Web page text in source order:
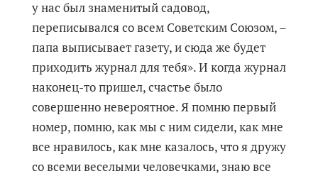
у нас был знаменитый садовод,
переписывался со всем Советским Союзом, –
папа выписывает газету, и сюда же будет
приходить журнал для тебя». И когда журнал
наконец-то пришел, счастье было
совершенно невероятное. Я помню первый
номер, помню, как мы с ним сидели, как мне
все нравилось, как мне казалось, что я дружу
со всеми веселыми человечками, знаю все